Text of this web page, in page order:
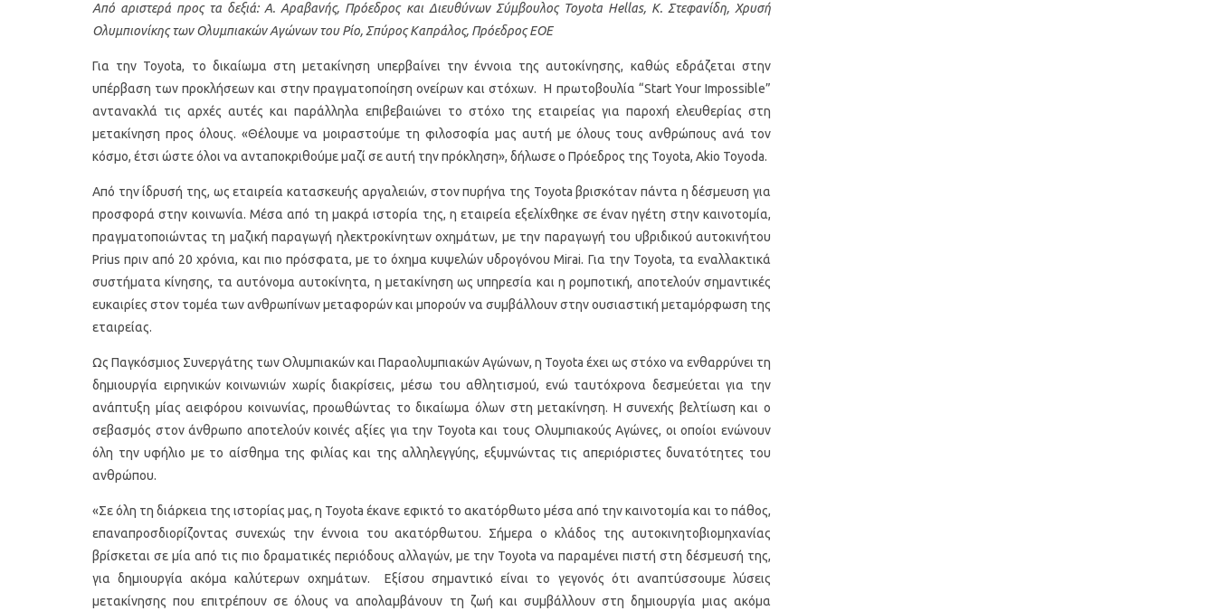
Από αριστερά προς τα δεξιά: Α. Αραβανής, Πρόεδρος και Διευθύνων Σύμβουλος Toyota Hellas, Κ. Στεφανίδη, Χρυσή
Ολυμπιονίκης των Ολυμπιακών Αγώνων του Ρίο, Σπύρος Καπράλος, Πρόεδρος ΕΟΕ
Για την Toyota, το δικαίωμα στη μετακίνηση υπερβαίνει την έννοια της αυτοκίνησης, καθώς εδράζεται στην
υπέρβαση των προκλήσεων και στην πραγματοποίηση ονείρων και στόχων. Η πρωτοβουλία “Start Your Impossible”
αντανακλά τις αρχές αυτές και παράλληλα επιβεβαιώνει το στόχο της εταιρείας για παροχή ελευθερίας στη
μετακίνηση προς όλους. «Θέλουμε να μοιραστούμε τη φιλοσοφία μας αυτή με όλους τους ανθρώπους ανά τον
κόσμο, έτσι ώστε όλοι να ανταποκριθούμε μαζί σε αυτή την πρόκληση», δήλωσε ο Πρόεδρος της Toyota, Akio Toyoda.
Από την ίδρυσή της, ως εταιρεία κατασκευής αργαλειών, στον πυρήνα της Toyota βρισκόταν πάντα η δέσμευση για
προσφορά στην κοινωνία. Μέσα από τη μακρά ιστορία της, η εταιρεία εξελίχθηκε σε έναν ηγέτη στην καινοτομία,
πραγματοποιώντας τη μαζική παραγωγή ηλεκτροκίνητων οχημάτων, με την παραγωγή του υβριδικού αυτοκινήτου
Prius πριν από 20 χρόνια, και πιο πρόσφατα, με το όχημα κυψελών υδρογόνου Mirai. Για την Toyota, τα εναλλακτικά
συστήματα κίνησης, τα αυτόνομα αυτοκίνητα, η μετακίνηση ως υπηρεσία και η ρομποτική, αποτελούν σημαντικές
ευκαιρίες στον τομέα των ανθρωπίνων μεταφορών και μπορούν να συμβάλλουν στην ουσιαστική μεταμόρφωση της
εταιρείας.
Ως Παγκόσμιος Συνεργάτης των Ολυμπιακών και Παραολυμπιακών Αγώνων, η Toyota έχει ως στόχο να ενθαρρύνει τη
δημιουργία ειρηνικών κοινωνιών χωρίς διακρίσεις, μέσω του αθλητισμού, ενώ ταυτόχρονα δεσμεύεται για την
ανάπτυξη μίας αειφόρου κοινωνίας, προωθώντας το δικαίωμα όλων στη μετακίνηση. Η συνεχής βελτίωση και ο
σεβασμός στον άνθρωπο αποτελούν κοινές αξίες για την Toyota και τους Ολυμπιακούς Αγώνες, οι οποίοι ενώνουν
όλη την υφήλιο με το αίσθημα της φιλίας και της αλληλεγγύης, εξυμνώντας τις απεριόριστες δυνατότητες του
ανθρώπου.
«Σε όλη τη διάρκεια της ιστορίας μας, η Toyota έκανε εφικτό το ακατόρθωτο μέσα από την καινοτομία και το πάθος,
επαναπροσδιορίζοντας συνεχώς την έννοια του ακατόρθωτου. Σήμερα ο κλάδος της αυτοκινητοβιομηχανίας
βρίσκεται σε μία από τις πιο δραματικές περιόδους αλλαγών, με την Toyota να παραμένει πιστή στη δέσμευσή της,
για δημιουργία ακόμα καλύτερων οχημάτων. Εξίσου σημαντικό είναι το γεγονός ότι αναπτύσσουμε λύσεις
μετακίνησης που επιτρέπουν σε όλους να απολαμβάνουν τη ζωή και συμβάλλουν στη δημιουργία μιας ακόμα